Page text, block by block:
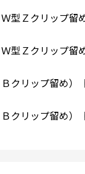
型Ｚクリップ留
型Ｚクリップ留
クリップ留め）
クリップ留め）